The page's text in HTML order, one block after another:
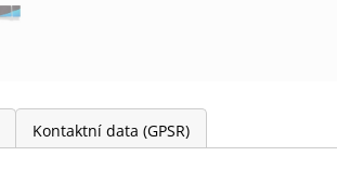
Kontaktní data (GPSR)